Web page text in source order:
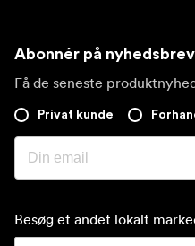
Abonnér på nyhedsbrev
Få de seneste
Privat kunde
Besøg et andet lokalt